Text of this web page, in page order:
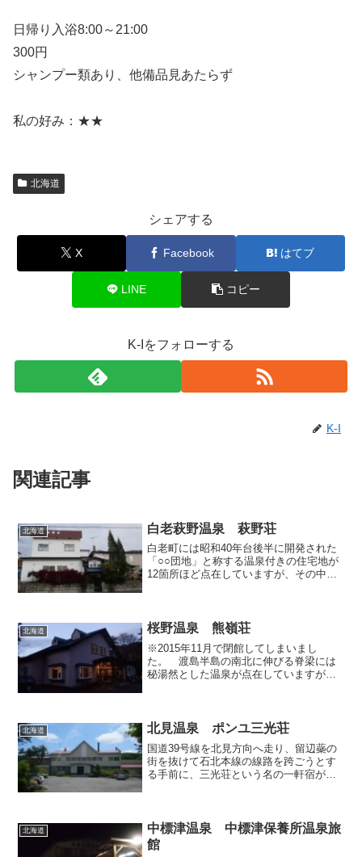
日帰り入浴8:00～21:00
300円
シャンプー類あり、他備品見あたらず
私の好み：★★
北海道
シェアする
X Facebook はてブ
LINE コピー
K-Iをフォローする
K-I
関連記事
北海道 白老萩野温泉 萩野荘
白老町には昭和40年台後半に開発された
「○○団地」と称する温泉付きの住宅地が
12箇所ほど点在していますが、その中の
で、今回はそちらで...
北海道 桜野温泉 熊嶺荘
※2015年11月で閉館してしまいまし
た。 渡島半島の南北に伸びる脊梁には
秘湯然とした温泉が点在していますが、
旦海岸部まで出てから南北...
北海道 北見温泉 ポンユ三光荘
国道39号線を北見方向へ走り、留辺蘂の
街を抜けて石北本線の線路を跨ごうとす
る手前に、三光荘という名の一軒宿があ
ており、市町村合併で確...
北海道
中標津温泉 中標津保養所温泉旅
館